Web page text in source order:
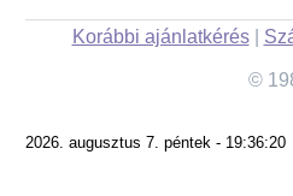
Korábbi ajánlatkérés|
©
2026. augusztus 7. péntek - 19:36:20